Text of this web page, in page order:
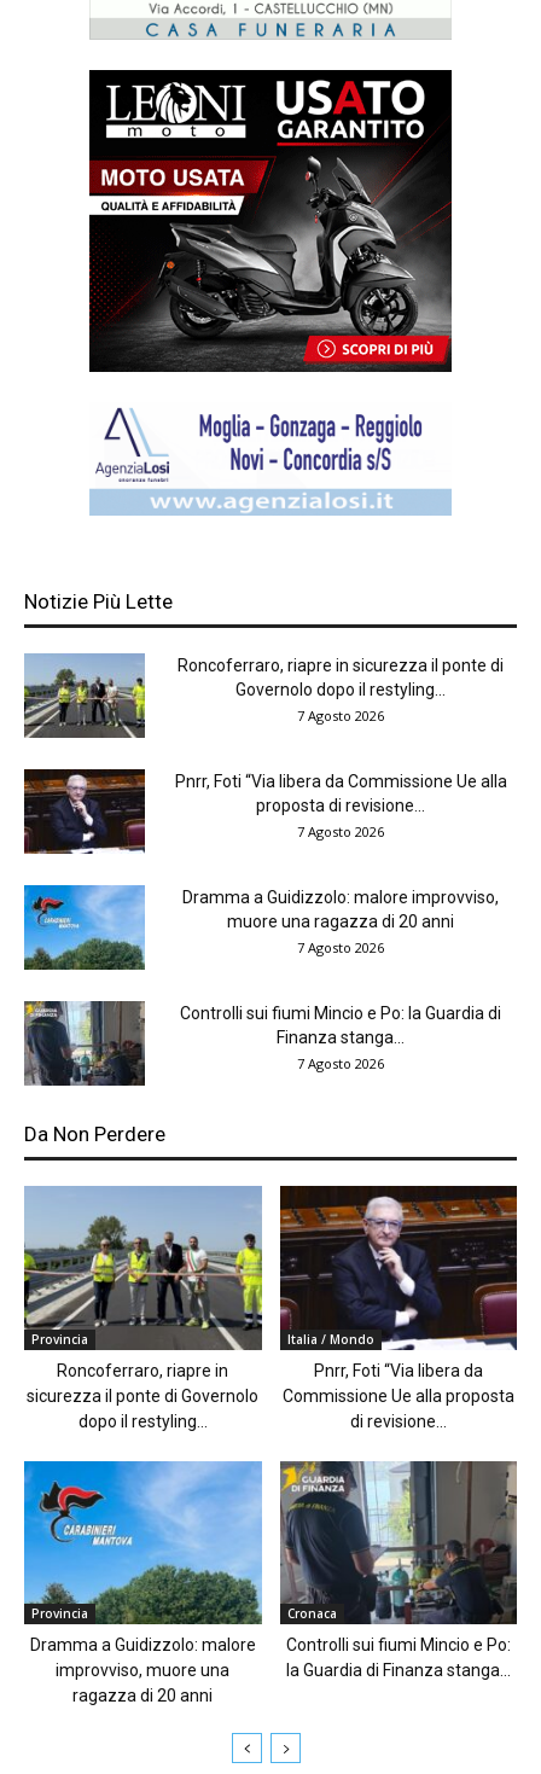
Notizie Più Lette
Roncoferraro, riapre in sicurezza il ponte di
Governolo dopo il restyling...
7 Agosto 2026
Pnrr, Foti “Via libera da Commissione Ue alla
proposta di revisione...
7 Agosto 2026
Dramma a Guidizzolo: malore improvviso,
muore una ragazza di 20 anni
7 Agosto 2026
Controlli sui fiumi Mincio e Po: la Guardia di
Finanza stanga...
7 Agosto 2026
Da Non Perdere
Provincia
Roncoferraro, riapre in
sicurezza il ponte di Governolo
dopo il restyling...
Italia / Mondo
Pnrr, Foti “Via libera da
Commissione Ue alla proposta
di revisione...
Provincia
Dramma a Guidizzolo: malore
improvviso, muore una
ragazza di 20 anni
Cronaca
Controlli sui fiumi Mincio e Po:
la Guardia di Finanza stanga...